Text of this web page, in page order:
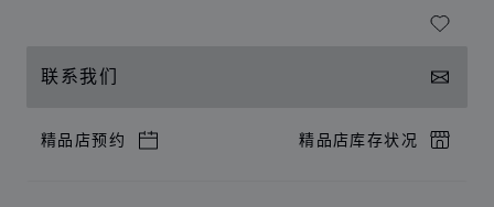
联系我们
精品店预约 精品店库存状况